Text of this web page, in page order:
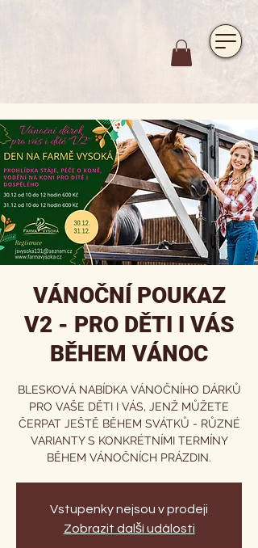
VÁNOČNÍ POUKAZ
V2 - PRO DĚTI I VÁS
BĚHEM VÁNOC
BLESKOVÁ NABÍDKA VÁNOČNÍHO DÁRKŮ
PRO VAŠE DĚTI I VÁS, JENŽ MŮŽETE
ČERPAT JEŠTĚ BĚHEM SVÁTKŮ - RŮZNÉ
VARIANTY S KONKRÉTNÍMI TERMÍNY
BĚHEM VÁNOČNÍCH PRÁZDIN.
Vstupenky nejsou v prodeji
Zobrazit další události